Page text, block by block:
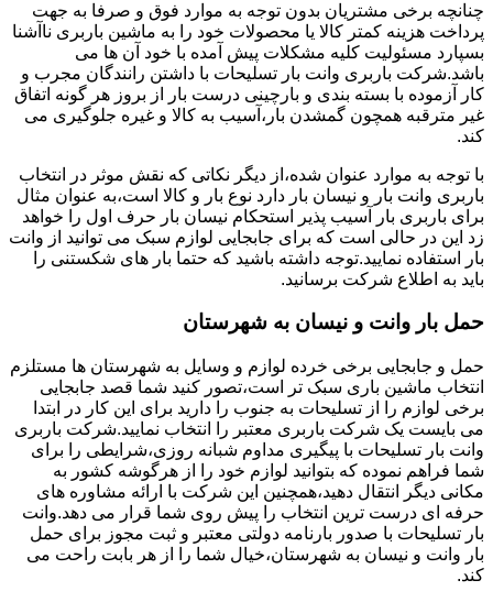
چنانچه برخی مشتریان بدون توجه به موارد فوق و صرفا به جهت
پرداخت هزینه کمتر کالا یا محصولات خود را به ماشین باربری ناآشنا
بسپارد مسئولیت کلیه مشکلات پیش آمده با خود آن ها می
باشد.شرکت باربری وانت بار تسلیحات با داشتن رانندگان مجرب و
کار آزموده با بسته بندی و بارچینی درست بار از بروز هر گونه اتفاق
غیر مترقبه همچون گمشدن بار،آسیب به کالا و غیره جلوگیری می
کند.
با توجه به موارد عنوان شده،از دیگر نکاتی که نقش موثر در انتخاب
باربری وانت بار و نیسان بار دارد نوع بار و کالا است،به عنوان مثال
برای باربری بار آسیب پذیر استحکام نیسان بار حرف اول را خواهد
زد این در حالی است که برای جابجایی لوازم سبک می توانید از وانت
بار استفاده نمایید.توجه داشته باشید که حتما بار های شکستنی را
باید به اطلاع شرکت برسانید.
حمل بار وانت و نیسان به شهرستان
حمل و جابجایی برخی خرده لوازم و وسایل به شهرستان ها مستلزم
انتخاب ماشین باری سبک تر است،تصور کنید شما قصد جابجایی
برخی لوازم را از تسلیحات به جنوب را دارید برای این کار در ابتدا
می بایست یک شرکت باربری معتبر را انتخاب نمایید.شرکت باربری
وانت بار تسلیحات با پیگیری مداوم شبانه روزی،شرایطی را برای
شما فراهم نموده که بتوانید لوازم خود را از هرگوشه کشور به
مکانی دیگر انتقال دهید،همچنین این شرکت با ارائه مشاوره های
حرفه ای درست ترین انتخاب را پیش روی شما قرار می دهد.وانت
بار تسلیحات با صدور بارنامه دولتی معتبر و ثبت مجوز برای حمل
بار وانت و نیسان به شهرستان،خیال شما را از هر بابت راحت می
کند.